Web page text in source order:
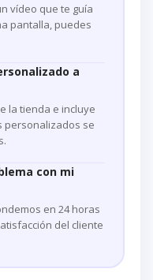
vídeo que te guía
pantalla, puedes
a
la tienda e incluye
personalizados se
con mi
en 24 horas
del cliente